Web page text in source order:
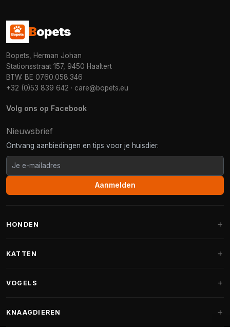
Bopets
Bopets, Herman Johan
Stationsstraat 157, 9450 Haaltert
BTW: BE 0760.058.346
+32 (0)53 839 642 · care@bopets.eu
Volg ons op Facebook
Nieuwsbrief
Ontvang aanbiedingen en tips voor je huisdier.
Aanmelden
HONDEN
Fantail hondenmanden
KATTEN
Krabpalen voor Maine Coon
VOGELS
Vogelvoer binnenvogels
KNAAGDIEREN